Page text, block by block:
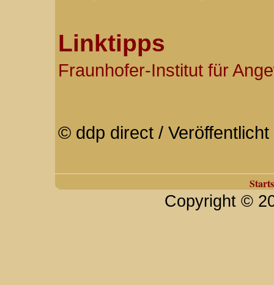
Linktipps
Fraunhofer-Institut für
© ddp direct /
Copyright ©